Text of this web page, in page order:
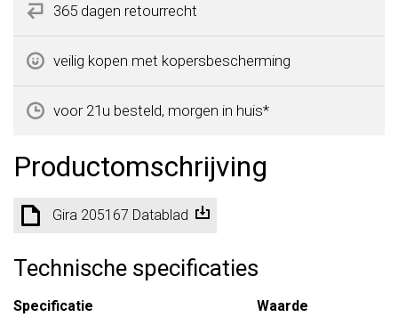
365 dagen retourrecht
veilig kopen met kopersbescherming
voor 21u besteld, morgen in huis*
Productomschrijving
Gira 205167 Datablad
Technische specificaties
Specificatie
Waarde